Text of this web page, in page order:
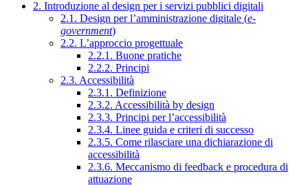
2. Introduzione al design per i servizi pubblici digitali
2.1. Design per l’amministrazione digitale (e-
government)
2.2. L’approccio progettuale
2.2.1. Buone pratiche
2.2.2. Principi
2.3. Accessibilità
2.3.1. Definizione
2.3.2. Accessibilità by design
2.3.3. Principi per l’accessibilità
2.3.4. Linee guida e criteri di successo
2.3.5. Come rilasciare una dichiarazione di
accessibilità
2.3.6. Meccanismo di feedback e procedura di
attuazione